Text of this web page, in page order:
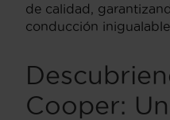
de calidad,
conducción inigualable.
Cooper: